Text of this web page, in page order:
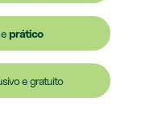
e prático
e gratuito